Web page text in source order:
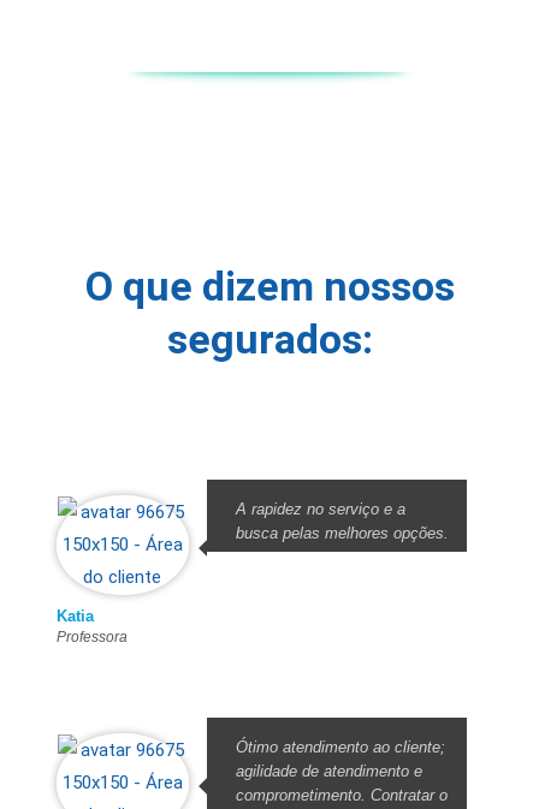
O que dizem nossos
segurados:
Katia
Professora
A rapidez no serviço e a
busca pelas melhores opções.
Ótimo atendimento ao cliente;
agilidade de atendimento e
comprometimento. Contratar o